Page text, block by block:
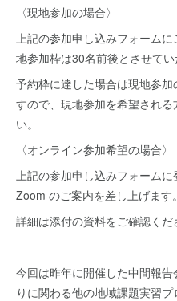
〈現地参加の場合〉
上記の参加申し込みフォーム
地参加枠は30名前後とさせてい
予約枠に達した場合は現地参
すので、現地参加を希望され
い。
〈オンライン参加希望の場合〉
上記の参加申し込みフォームに
Zoom のご案内を差し上げます。
詳細は添付の資料をご確認くだ
今回は昨年に開催した中間報
りに関わる他の地域課題実習